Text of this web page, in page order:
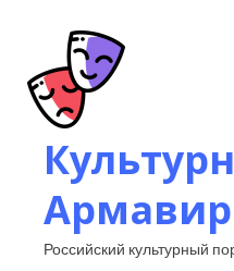
Российский культурный